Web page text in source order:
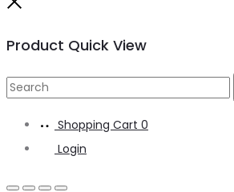
Product Quick View
Search
Shopping Cart 0
Login